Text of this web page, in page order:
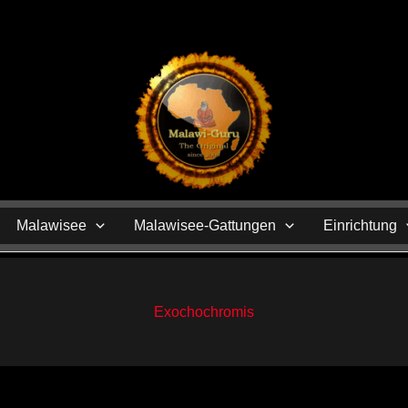
Malawisee Malawisee-Gattungen Einrichtung
Exochochromis